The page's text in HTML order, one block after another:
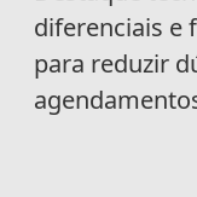
diferenciais e
para reduzir